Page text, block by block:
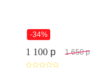
-34%
1 100 p 1 650 p